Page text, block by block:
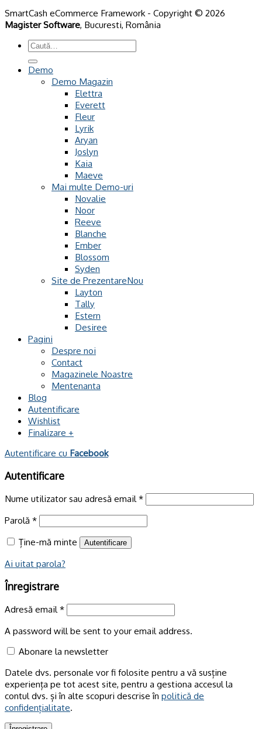
SmartCash eCommerce Framework - Copyright © 2026
Magister Software, Bucuresti, România
Caută
Demo
Demo Magazin
Elettra
Everett
Fleur
Lyrik
Aryan
Joslyn
Kaia
Maeve
Mai multe Demo-uri
Novalie
Noor
Reeve
Blanche
Ember
Blossom
Syden
Site de Prezentare
Layton
Tally
Estern
Desiree
Pagini
Despre noi
Contact
Magazinele Noastre
Mentenanta
Blog
Autentificare
Wishlist
Finalizare +
Autentificare cu Facebook
Autentificare
Nume utilizator sau adresă email *
Parolă *
Ține-mă minte
Autentificare
Ai uitat parola?
Înregistrare
Adresă email *
A password will be sent to your email address.
Abonare la newsletter
Datele dvs. personale vor fi folosite pentru a vă susține
experiența pe tot acest site, pentru a gestiona accesul la
contul dvs. și în alte scopuri descrise în politică de
confidențialitate.